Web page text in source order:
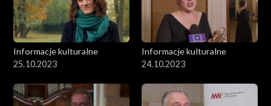
Informacje kulturalne
25.10.2023
Informacje kulturalne
24.10.2023